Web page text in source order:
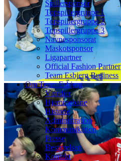
Spillersponsor
Topspillergruppe 1
Topspillergruppe 2
Topspillergruppe 3
Navnesponsorat
Maskotsponsor
Ligapartner
Official Fashion Partner
Team Esbjerg Business
Om Team Esbjerg
Værdier
Hjemmebane
Historie
Administration
Kommunikation
Presse
Bestyrelsen
Kontakt